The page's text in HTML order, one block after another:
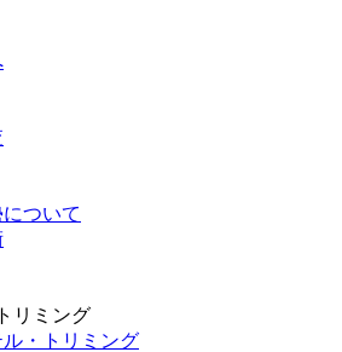
ついて
リミング
・トリミング